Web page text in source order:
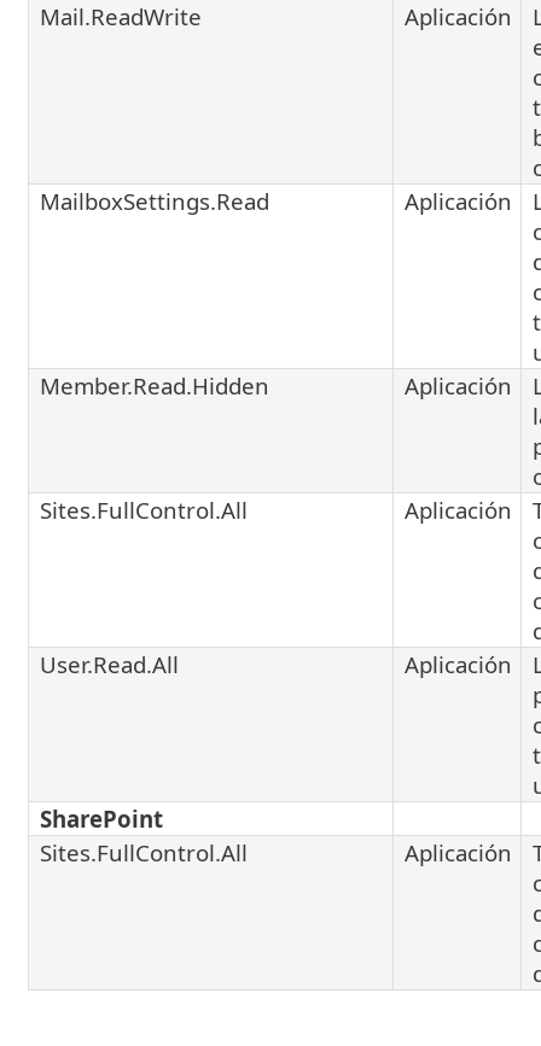
Mail.ReadWrite
Aplicación
MailboxSettings.Read
Aplicación
Member.Read.Hidden
Aplicación
Sites.FullControl.All
Aplicación
User.Read.All
Aplicación
SharePoint
Sites.FullControl.All
Aplicación